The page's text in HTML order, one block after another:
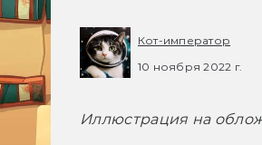
Кот-император
10 ноября 2022 г.
Иллюстрация на